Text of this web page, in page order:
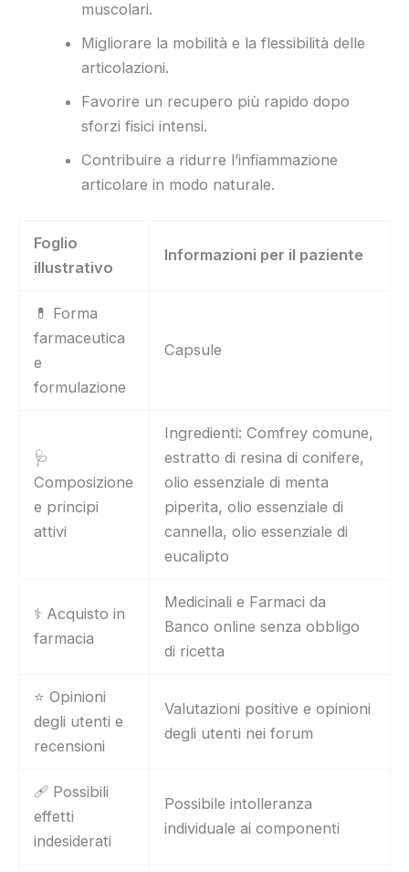
muscolari.
Migliorare la mobilità e la flessibilità delle
articolazioni.
Favorire un recupero più rapido dopo
sforzi fisici intensi.
Contribuire a ridurre l’infiammazione
articolare in modo naturale.
Foglio
illustrativo
Informazioni per il paziente
💊 Forma
farmaceutica
e
formulazione
Capsule
🩺
Composizione
e principi
attivi
Ingredienti: Comfrey comune,
estratto di resina di conifere,
olio essenziale di menta
piperita, olio essenziale di
cannella, olio essenziale di
eucalipto
⚕️ Acquisto in
farmacia
Medicinali e Farmaci da
Banco online senza obbligo
di ricetta
⭐ Opinioni
degli utenti e
recensioni
Valutazioni positive e opinioni
degli utenti nei forum
🩹 Possibili
effetti
indesiderati
Possibile intolleranza
individuale ai componenti